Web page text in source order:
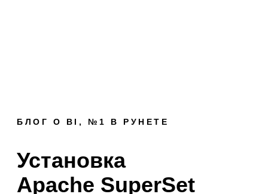
Установка
в кластер
Kubernetes на
ОС Windows